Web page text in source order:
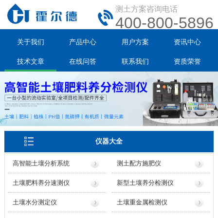
测土方案咨询电话
400-800-5896
关于我们 产品中心 用户方案 资讯中心
技术文章 在线问答 联系我们 资质荣誉
仪器大全
高智能土壤分析系统 测土配方施肥仪
土壤肥料养分速测仪 新型土壤养分检测仪
土壤水分测定仪 土壤重金属检测仪